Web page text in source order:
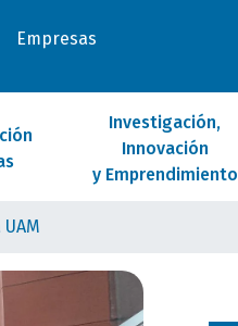
Empresas
Investigación,
Innovación
y Emprendimiento